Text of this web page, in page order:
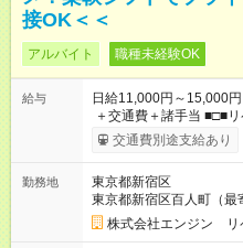
接OK＜＜
アルバイト 職種未経験OK
給与
日給11,000円～15,000円
＋交通費＋諸手当 ■□■リペアスタッフ経験者の方は…■□■ 技術
チェック後に日給を決
倍』！ ・その他手当に
交通費規定支給 ◆残業
(2，000円/1日) ※宿泊を伴う現場の場
﹋﹋﹋﹋﹋﹋﹋﹋﹋﹋﹋
×20勤務 ＞＞月収22万円＋諸手当 【試用期間
交通費別途支給あり
勤務地
東京都新宿区
東京都新宿区百人町（最
株式会社エンジン リ